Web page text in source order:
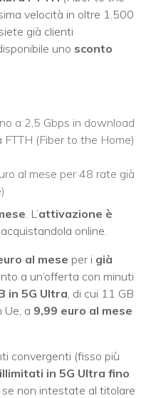
velocità in oltre 1.500
già clienti
uno sconto
a 2,5 Gbps in download
(Fiber to the Home)
al mese per 48 rate già
. L’attivazione è
online.
al mese per i già
a un’offerta con minuti
in 5G Ultra , di cui 11 GB
Ue, a 9,99 euro al mese
convergenti (fisso più
in 5G Ultra fino
se non intestate al titolare